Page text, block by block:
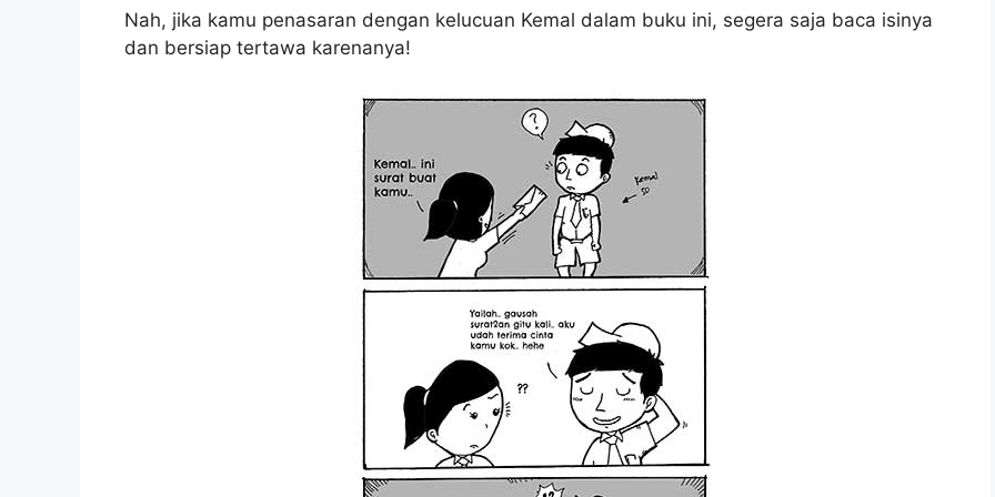
Nah, jika kamu penasaran dengan kelucuan Kemal dalam buku ini, segera saja baca isinya
dan bersiap tertawa karenanya!